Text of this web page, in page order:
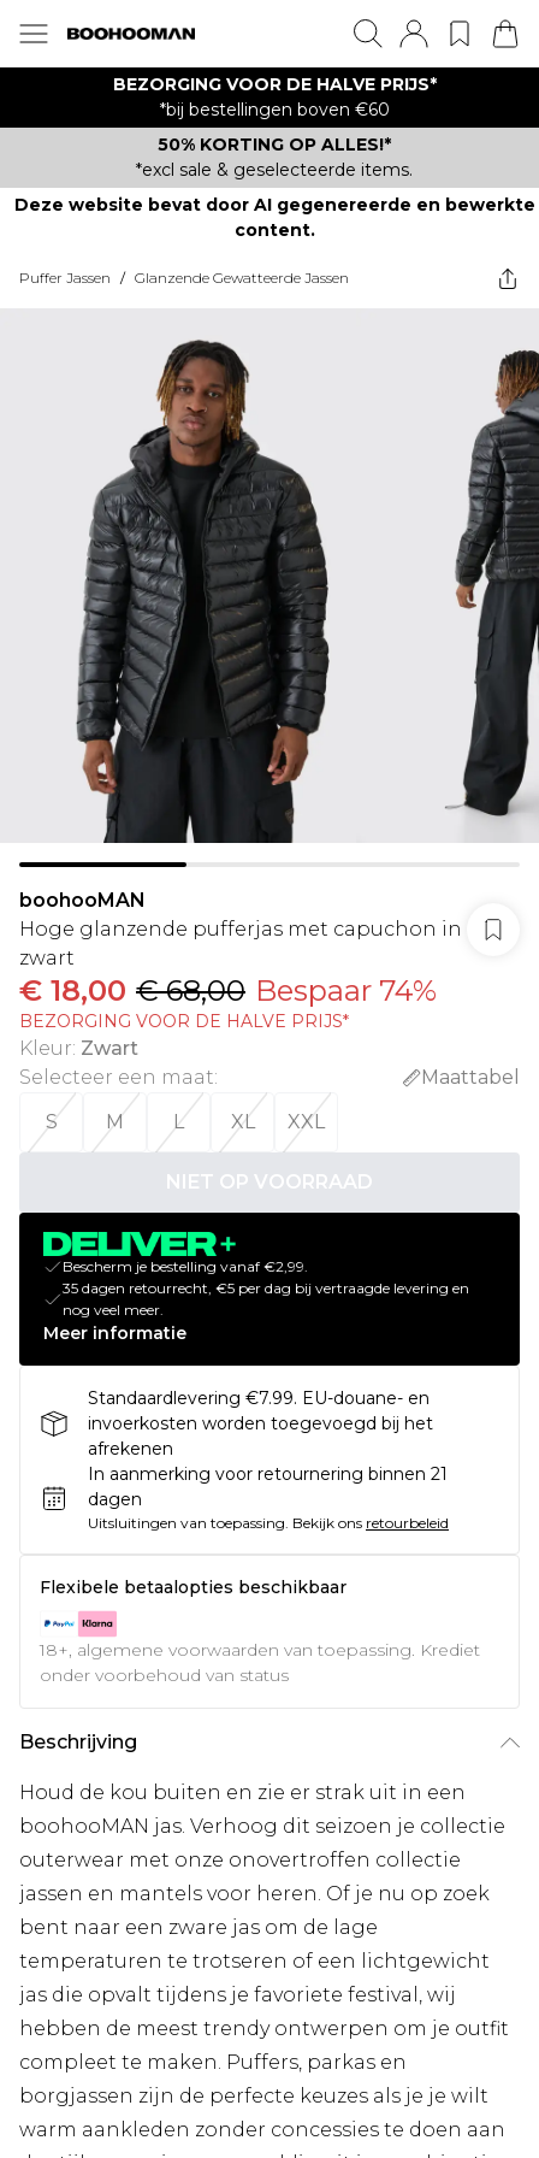
BEZORGING VOOR DE HALVE PRIJS*
*bij bestellingen boven €60
50% KORTING OP ALLES!*
*excl sale & geselecteerde items.
Deze website bevat door AI gegenereerde en bewerkte
content.
Puffer Jassen / Glanzende Gewatteerde Jassen
boohooMAN
Hoge glanzende pufferjas met capuchon in
zwart
€ 18,00 € 68,00 Bespaar 74%
BEZORGING VOOR DE HALVE PRIJS*
Kleur: Zwart
Selecteer een maat:
Maattabel
S
M L XL XXL
NIET OP VOORRAAD
Bescherm je bestelling vanaf €2,99.
35 dagen retourrecht, €5 per dag bij vertraagde levering en
nog veel meer.
Meer informatie
Standaardlevering €7.99. EU-douane- en
invoerkosten worden toegevoegd bij het
afrekenen
In aanmerking voor retournering binnen 21
dagen
Uitsluitingen van toepassing. Bekijk ons retourbeleid
Flexibele betaalopties beschikbaar
18+, algemene voorwaarden van toepassing. Krediet
onder voorbehoud van status
Beschrijving
Houd de kou buiten en zie er strak uit in een
boohooMAN jas. Verhoog dit seizoen je collectie
outerwear met onze onovertroffen collectie
jassen en mantels voor heren. Of je nu op zoek
bent naar een zware jas om de lage
temperaturen te trotseren of een lichtgewicht
jas die opvalt tijdens je favoriete festival, wij
hebben de meest trendy ontwerpen om je outfit
compleet te maken. Puffers, parkas en
borgjassen zijn de perfecte keuzes als je je wilt
warm aankleden zonder concessies te doen aan